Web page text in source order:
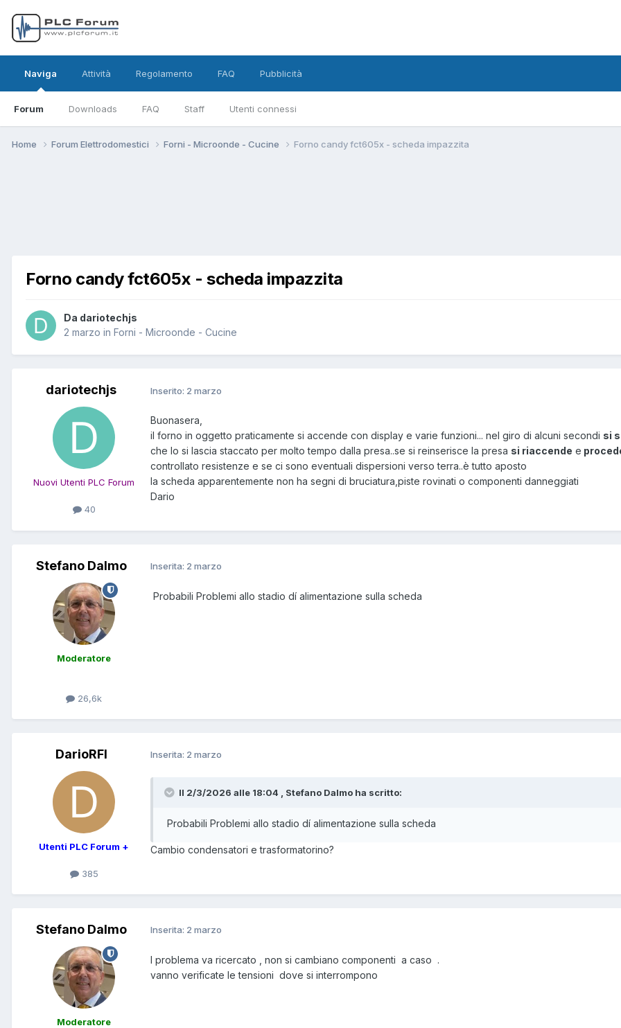
Naviga
Forum Downloads FAQ Staff Utenti connessi
Attività Regolamento FAQ Pubblicità
Home Forum Elettrodomestici Forni - Microonde - Cucine Forno candy fct605x - scheda impazzita
Forno candy fct605x - scheda impazzita
Da dariotechjs
2 marzo in Forni - Microonde - Cucine
dariotechjs
Nuovi Utenti PLC Forum
40
Inserito: 2 marzo
Buonasera,
il forno in oggetto praticamente si accende con display e varie funzioni... nel giro di alcuni secondi si
che lo si lascia staccato per molto tempo dalla presa..se si reinserisce la presa si riaccende e
controllato resistenze e se ci sono eventuali dispersioni verso terra..è tutto aposto
la scheda apparentemente non ha segni di bruciatura,piste rovinati o componenti danneggiati
Dario
Stefano Dalmo
Moderatore
26,6k
Inserita: 2 marzo
Probabili Problemi allo stadio dí alimentazione sulla scheda
DarioRFI
Utenti PLC Forum +
385
Inserita: 2 marzo
Il 2/3/2026 alle 18:04 , Stefano Dalmo ha scritto:
Probabili Problemi allo stadio dí alimentazione sulla scheda
Cambio condensatori e trasformatorino?
Stefano Dalmo
Moderatore
Inserita: 2 marzo
I problema va ricercato , non si cambiano componenti a caso .
vanno verificate le tensioni dove si interrompono